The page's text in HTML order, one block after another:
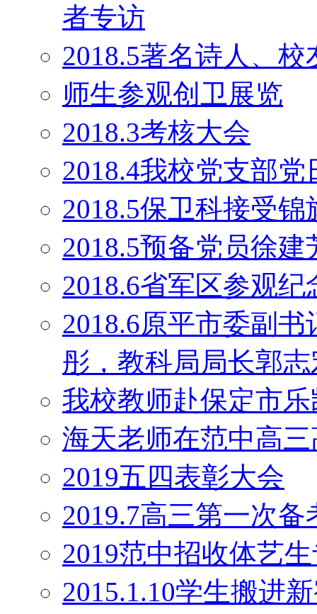
者专访
2018.5著名诗人、
师生参观创卫展览
2018.3考核大会
2018.4我校党支部党
2018.5保卫科接受锦
2018.5预备党员徐
2018.6省军区参观纪
2018.6原平市委副
彤，教科局局长郭
我校教师赴保定市
海天老师在范中高
2019五四表彰大会
2019.7高三第一次备
2019范中招收体艺
2015.1.10学生搬进